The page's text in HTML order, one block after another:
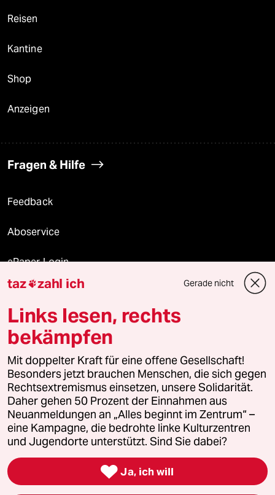
Reisen
Kantine
Shop
Anzeigen
Fragen & Hilfe
Feedback
Aboservice
ePaper Login
Downloads für Abonnierende
© 2026 taz Verlags und Vertriebs GmbH
Alle Rechte vorbehalten. Bei rechtlichen Fragen oder für Genehmigungen
wenden Sie sich bitte an lizenzen@taz.de
Feedback Redaktionsstatut Kommune-Richtlinien
Leitlinie Informant Datenschutz Impressum AGB
Seitenwende Einwilligungen widerrufen (Ads)
taz zahl ich Gerade nicht
Links lesen, rechts
bekämpfen
Mit doppelter Kraft für eine offene Gesellschaft!
Besonders jetzt brauchen Menschen, die sich gegen
Rechtsextremismus einsetzen, unsere Solidarität.
Daher gehen 50 Prozent der Einnahmen aus
Neuanmeldungen an „Alles beginnt im Zentrum“ –
eine Kampagne, die bedrohte linke Kulturzentren
und Jugendorte unterstützt. Sind Sie dabei?
 Ja, ich will